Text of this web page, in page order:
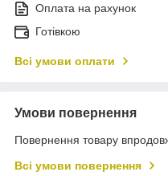
Оплата на рахунок
Готівкою
Всі умови оплати
Умови повернення
Повернення товару
Всі умови повернення